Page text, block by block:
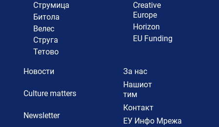
Струмица
Битола
Велес
Струга
Тетово
Creative
Europe
Horizon
EU Funding
Новости
Culture matters
Newsletter
За нас
Нашиот
тим
Контакт
ЕУ Инфо Мрежа